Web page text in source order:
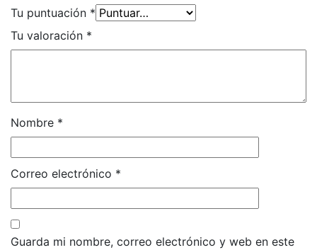
Tu puntuación *
Tu valoración *
Nombre *
Correo electrónico *
Guarda mi nombre, correo electrónico y web en este